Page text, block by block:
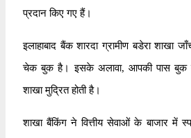
प्रदान किए गए हैं।
इलाहाबाद बैंक शारदा ग्रामीण बडेरा शाखा
चेक बुक है। इसके अलावा, आपकी पास बुक में
शाखा मुद्रित होती है।
शाखा बैंकिंग ने वित्तीय सेवाओं के बाजार में